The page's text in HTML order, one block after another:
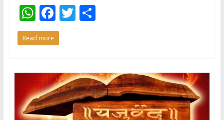
W
h
at
A
p
p
F
ac
e
o
o
k
T S
Read more